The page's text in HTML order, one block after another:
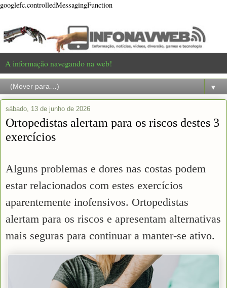
googlefc.controlledMessagingFunction
A informação navegando na web!
▼
sábado, 13 de junho de 2026
Ortopedistas alertam para os riscos destes 3
exercícios
Alguns problemas e dores nas costas podem
estar relacionados com estes exercícios
aparentemente inofensivos. Ortopedistas
alertam para os riscos e apresentam alternativas
mais seguras para continuar a manter-se ativo.